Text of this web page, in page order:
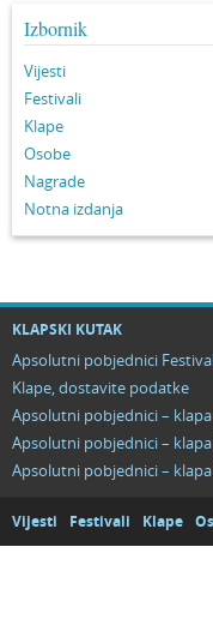
Izbornik
Vijesti
Festivali
Klape
Osobe
Nagrade
Notna izdanja
KLAPSKI KUTAK
Apsolutni pobjednici
Klape, dostavite podatke
Apsolutni pobjednici –
Apsolutni pobjednici –
Apsolutni pobjednici –
Vijesti Festivali Klape